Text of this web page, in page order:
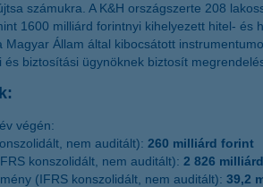
számukra. A K&H országszerte 208
1600 milliárd forintnyi kihelyezett hitel- és
Magyar Állam által kibocsátott
és biztosítási ügynöknek biztosít
végén:
nem auditált): 260 milliárd forint
konszolidált, nem auditált): 2 826
(IFRS konszolidált, nem auditált): 39,2